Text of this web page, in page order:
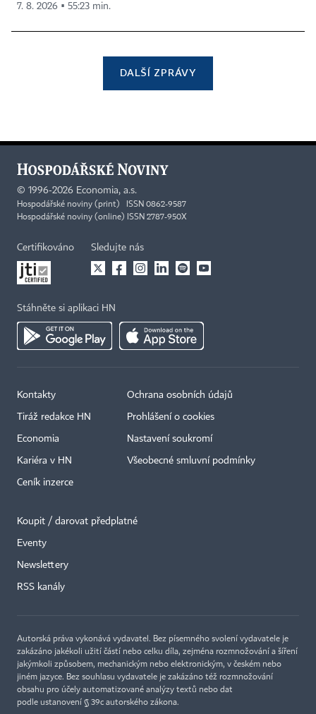
7. 8. 2026 ▪ 55:23 min.
DALŠÍ ZPRÁVY
© 1996-2026 Economia, a.s.
Hospodářské noviny (print) ISSN 0862-9587
Hospodářské noviny (online) ISSN 2787-950X
Certifikováno Sledujte nás
Stáhněte si aplikaci HN
Kontakty
Tiráž redakce HN
Economia
Kariéra v HN
Ceník inzerce
Ochrana osobních údajů
Prohlášení o cookies
Nastavení soukromí
Všeobecné smluvní podmínky
Koupit / darovat předplatné
Eventy
Newslettery
RSS kanály
Autorská práva vykonává vydavatel. Bez písemného svolení vydavatele je
zakázáno jakékoli užití částí nebo celku díla, zejména rozmnožování a šíření
jakýmkoli způsobem, mechanickým nebo elektronickým, v českém nebo
jiném jazyce. Bez souhlasu vydavatele je zakázáno též rozmnožování
obsahu pro účely automatizované analýzy textů nebo dat
podle ustanovení § 39c autorského zákona.